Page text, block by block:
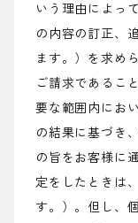
いう理由によっ
の内容の訂正、
ます。）を求め
ご請求であるこ
要な範囲内にお
の結果に基づき
の旨をお客様に
定をしたときは
す。）。但し、